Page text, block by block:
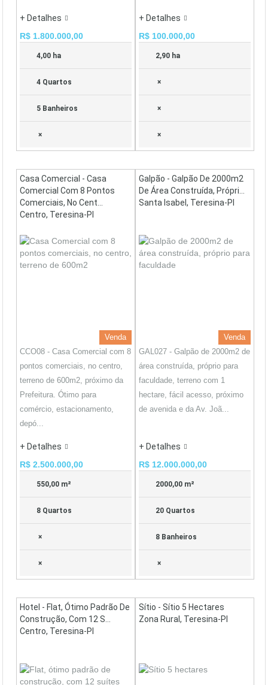
+ Detalhes
R$ 1.800.000,00
4,00 ha
4 Quartos
5 Banheiros
×
+ Detalhes
R$ 100.000,00
2,90 ha
×
×
×
Casa Comercial - Casa
Comercial Com 8 Pontos
Comerciais, No Cent...
Centro, Teresina-PI
Venda
CCO08 - Casa Comercial com 8
pontos comerciais, no centro,
terreno de 600m2, próximo da
Prefeitura. Ótimo para
comércio, estacionamento,
depó...
+ Detalhes
R$ 2.500.000,00
550,00 m²
8 Quartos
×
×
Galpão - Galpão De 2000m2
De Área Construída, Própri...
Santa Isabel, Teresina-PI
Venda
GAL027 - Galpão de 2000m2 de
área construída, próprio para
faculdade, terreno com 1
hectare, fácil acesso, próximo
de avenida e da Av. Joã...
+ Detalhes
R$ 12.000.000,00
2000,00 m²
20 Quartos
8 Banheiros
×
Hotel - Flat, Ótimo Padrão De
Construção, Com 12 S...
Centro, Teresina-PI
Sítio - Sítio 5 Hectares
Zona Rural, Teresina-PI